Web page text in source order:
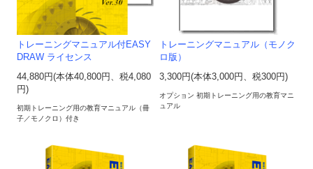
トレーニングマニュアル付EASY
DRAW ライセンス
44,880円(本体40,800円、税4,080
円)
初期トレーニング用の教育マニュアル（冊
子／モノクロ）付き
トレーニングマニュアル（モノク
ロ版）
3,300円(本体3,000円、税300円)
オプション 初期トレーニング用の教育マニ
ュアル